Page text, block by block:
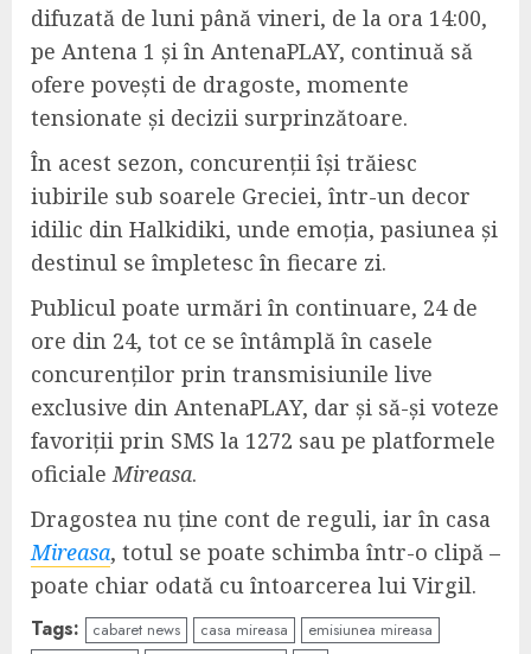
difuzată de luni până vineri, de la ora 14:00,
pe Antena 1 și în AntenaPLAY, continuă să
ofere povești de dragoste, momente
tensionate și decizii surprinzătoare.
În acest sezon, concurenții își trăiesc
iubirile sub soarele Greciei, într-un decor
idilic din Halkidiki, unde emoția, pasiunea și
destinul se împletesc în fiecare zi.
Publicul poate urmări în continuare, 24 de
ore din 24, tot ce se întâmplă în casele
concurenților prin transmisiunile live
exclusive din AntenaPLAY, dar și să-și voteze
favoriții prin SMS la 1272 sau pe platformele
oficiale Mireasa.
Dragostea nu ține cont de reguli, iar în casa
Mireasa, totul se poate schimba într-o clipă –
poate chiar odată cu întoarcerea lui Virgil.
Tags: cabaret news casa mireasa
emisiunea mireasa